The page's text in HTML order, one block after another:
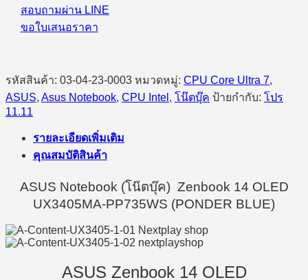
สอบถามผ่าน LINE
ขอใบเสนอราคา
รหัสสินค้า: 03-04-23-0003 หมวดหมู่: CPU Core Ultra 7,
ASUS, Asus Notebook, CPU Intel , โน๊ตบุ๊ค ป้ายกำกับ: โปร
11.11
รายละเอียดเพิ่มเติม
คุณสมบัติสินค้า
ASUS Notebook (โน๊ตบุ๊ค) Zenbook 14 OLED
UX3405MA-PP735WS (PONDER BLUE)
ASUS Zenbook 14 OLED